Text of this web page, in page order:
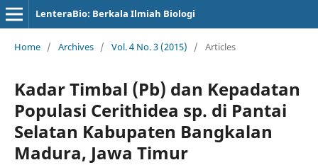
LenteraBio: Berkala Ilmiah Biologi
Home / Archives / Vol. 4 No. 3 (2015) / Articles
Kadar Timbal (Pb) dan Kepadatan
Populasi Cerithidea sp. di Pantai
Selatan Kabupaten Bangkalan
Madura, Jawa Timur